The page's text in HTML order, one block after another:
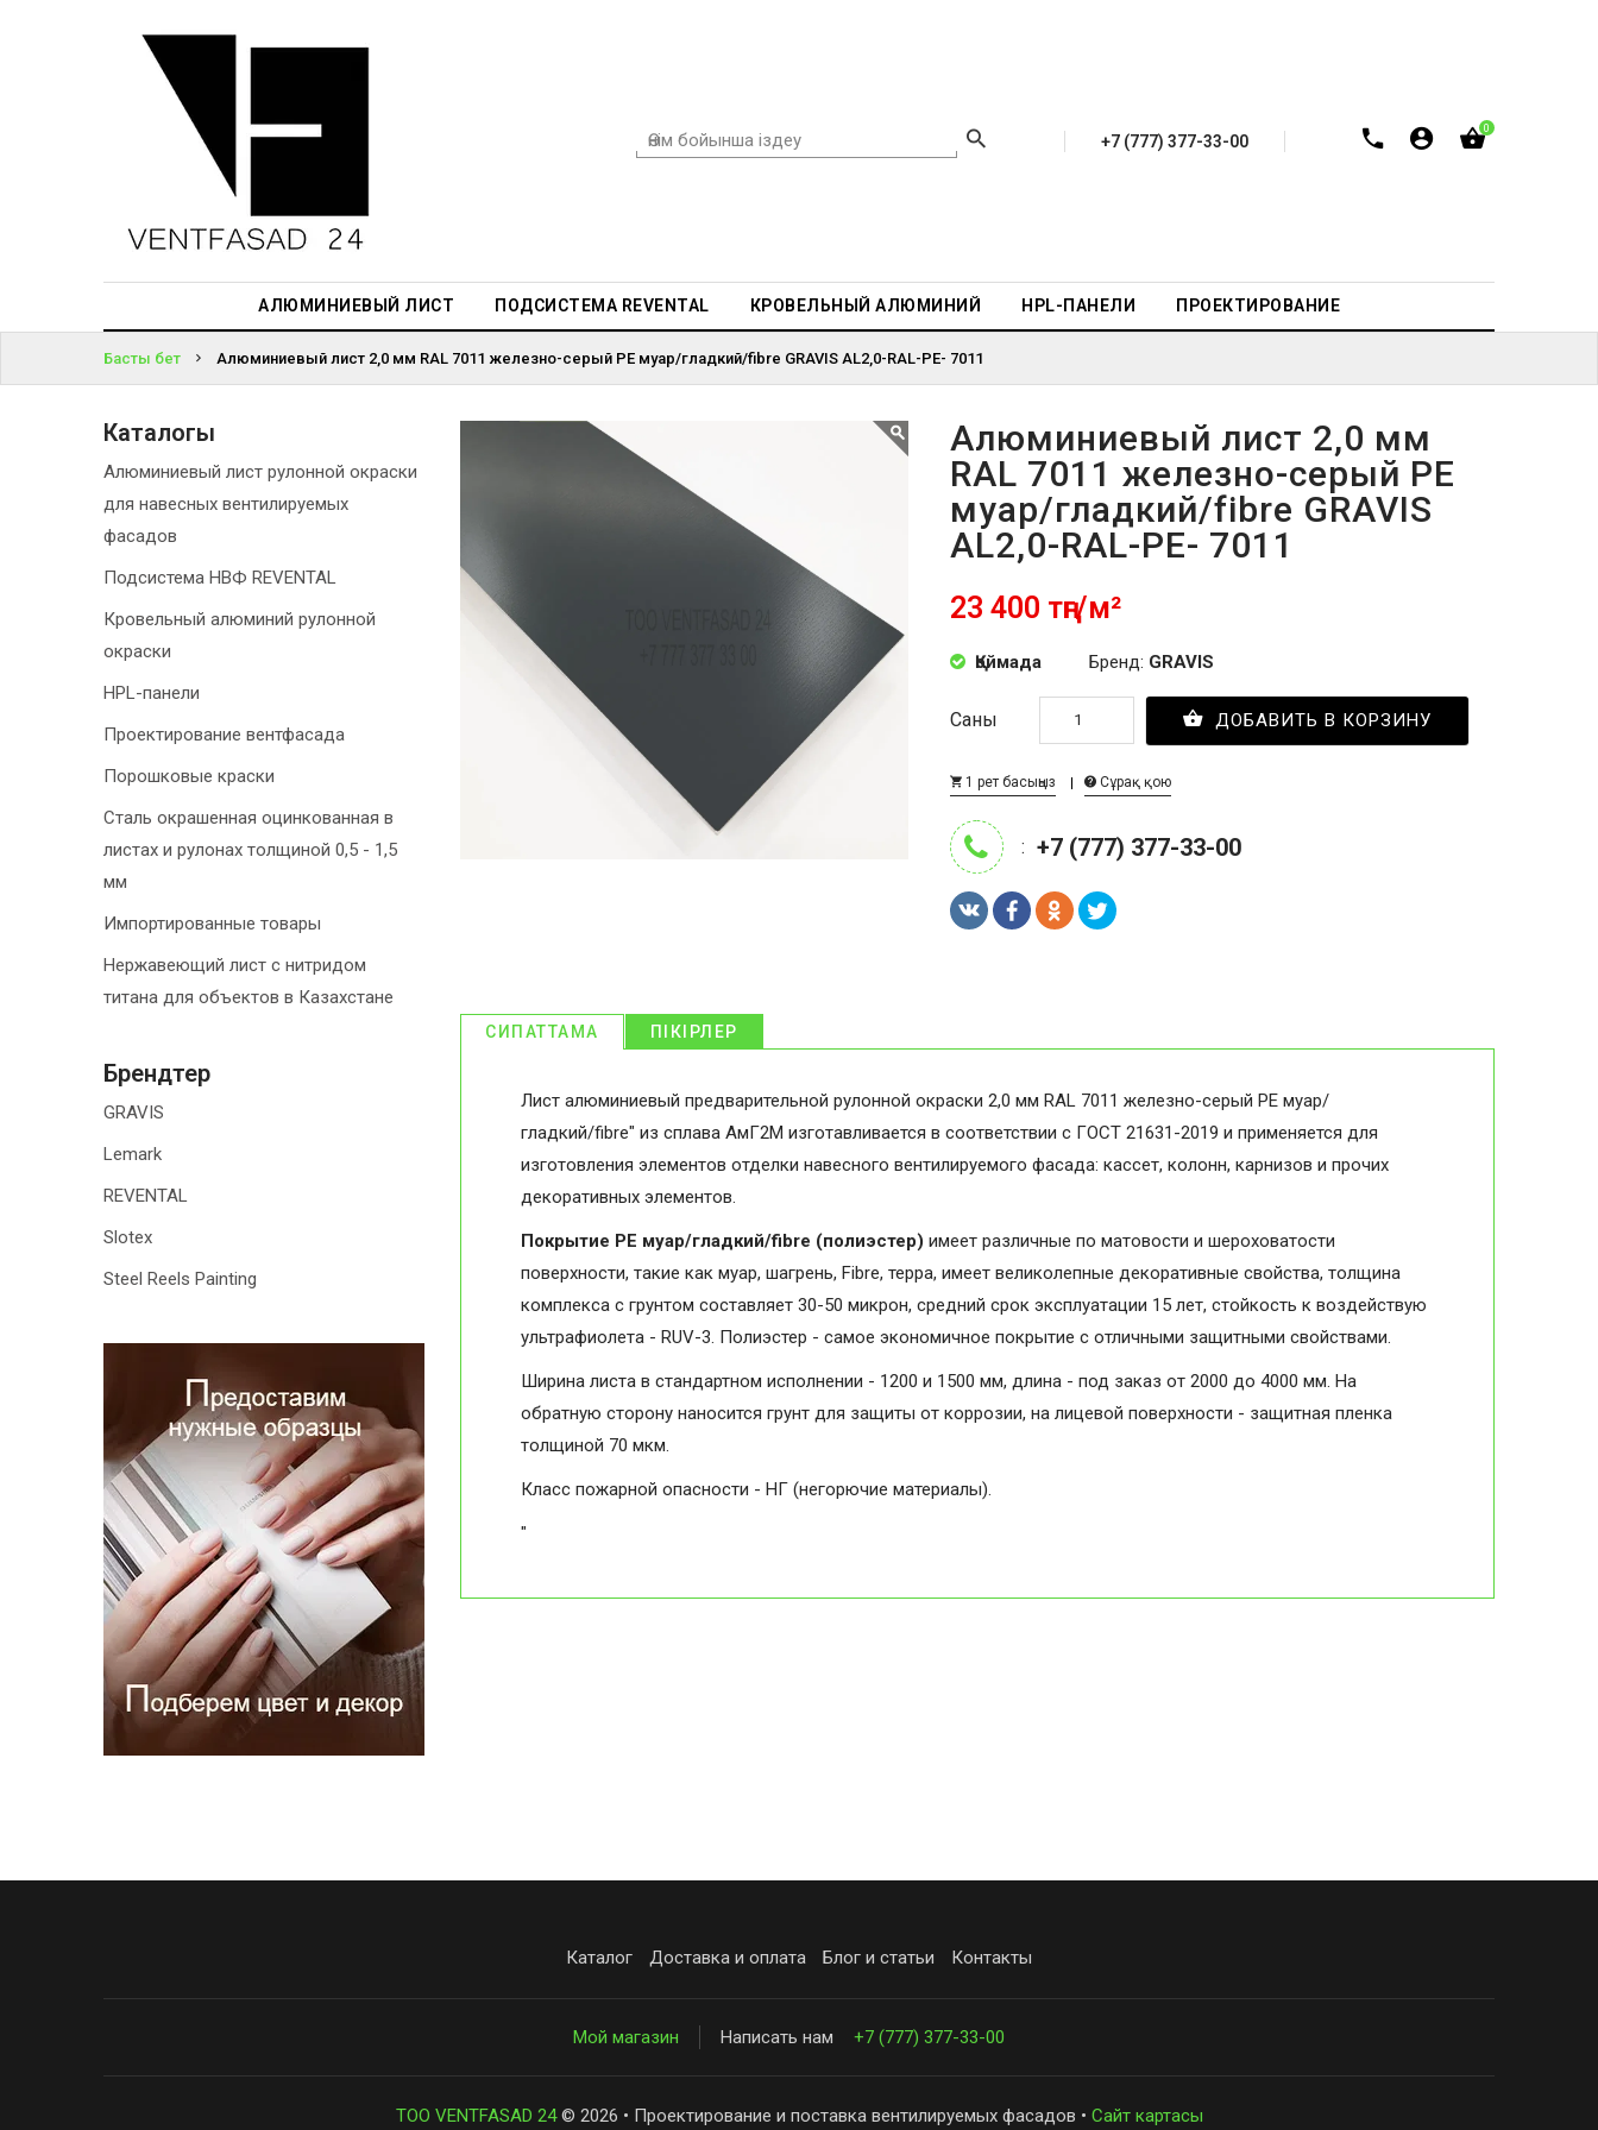
+7 (777) 377-33-00
0
АЛЮМИНИЕВЫЙ ЛИСТ ПОДСИСТЕМА REVENTAL КРОВЕЛЬНЫЙ АЛЮМИНИЙ HPL-ПАНЕЛИ ПРОЕКТИРОВАНИЕ
АЛЮМИНИЕВЫЙ
ПРОЕКТИРОВАНИЕ
КІРІҢІЗ
ПАРОЛЬДІ
БА?
Басты бет Алюминиевый лист 2,0 мм RAL 7011 железно-серый PE муар/гладкий/fibre GRAVIS AL2,0-RAL-PE- 7011
Алюминиевый лист 2,0 мм
RAL 7011 железно-серый PE
муар/гладкий/fibre GRAVIS
AL2,0-RAL-PE- 7011
23 400 тңг/м²
Қоймада Бренд: GRAVIS
Саны ДОБАВИТЬ В КОРЗИНУ
1 рет басыңыз Сұрақ қою
: +7 (777) 377-33-00
СИПАТТАМА ПІКІРЛЕР
Лист алюминиевый предварительной рулонной окраски 2,0 мм RAL 7011 железно-серый PE муар/
гладкий/fibre" из сплава АмГ2М изготавливается в соответствии с ГОСТ 21631-2019 и применяется для
изготовления элементов отделки навесного вентилируемого фасада: кассет, колонн, карнизов и прочих
декоративных элементов.
Покрытие PE муар/гладкий/fibre (полиэстер) имеет различные по матовости и шероховатости
поверхности, такие как муар, шагрень, Fibrе, терра, имеет великолепные декоративные свойства, толщина
комплекса с грунтом составляет 30-50 микрон, средний срок эксплуатации 15 лет, стойкость к воздействую
ультрафиолета - RUV-3. Полиэстер - самое экономичное покрытие с отличными защитными свойствами.
Ширина листа в стандартном исполнении - 1200 и 1500 мм, длина - под заказ от 2000 до 4000 мм. На
обратную сторону наносится грунт для защиты от коррозии, на лицевой поверхности - защитная пленка
толщиной 70 мкм.
Класс пожарной опасности - НГ (негорючие материалы).
"
Каталогы
Алюминиевый лист рулонной окраски
для навесных вентилируемых
фасадов
Подсистема НВФ REVENTAL
Кровельный алюминий рулонной
окраски
HPL-панели
Проектирование вентфасада
Порошковые краски
Сталь окрашенная оцинкованная в
листах и рулонах толщиной 0,5 - 1,5
мм
Импортированные товары
Нержавеющий лист с нитридом
титана для объектов в Казахстане
Брендтер
GRAVIS
Lemark
REVENTAL
Slotex
Steel Reels Painting
Каталог Доставка и оплата Блог и статьи Контакты
Мой магазин Написать нам +7 (777) 377-33-00
ТОО VENTFASAD 24© 2026 • Проектирование и поставка вентилируемых фасадов • Сайт картасы